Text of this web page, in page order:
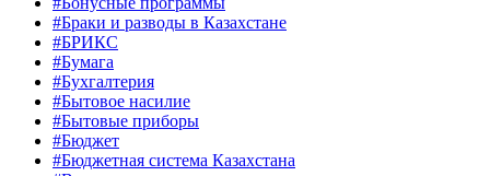
#Браки и разводы в Казахстане
#БРИКС
#Бумага
#Бухгалтерия
#Бытовое насилие
#Бытовые приборы
#Бюджет
#Бюджетная система Казахстана